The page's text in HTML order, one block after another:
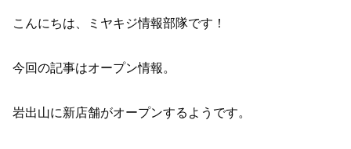
こんにちは、ミヤキジ情報部隊です！
今回の記事はオープン情報。
岩出山に新店舗がオープンするようです。